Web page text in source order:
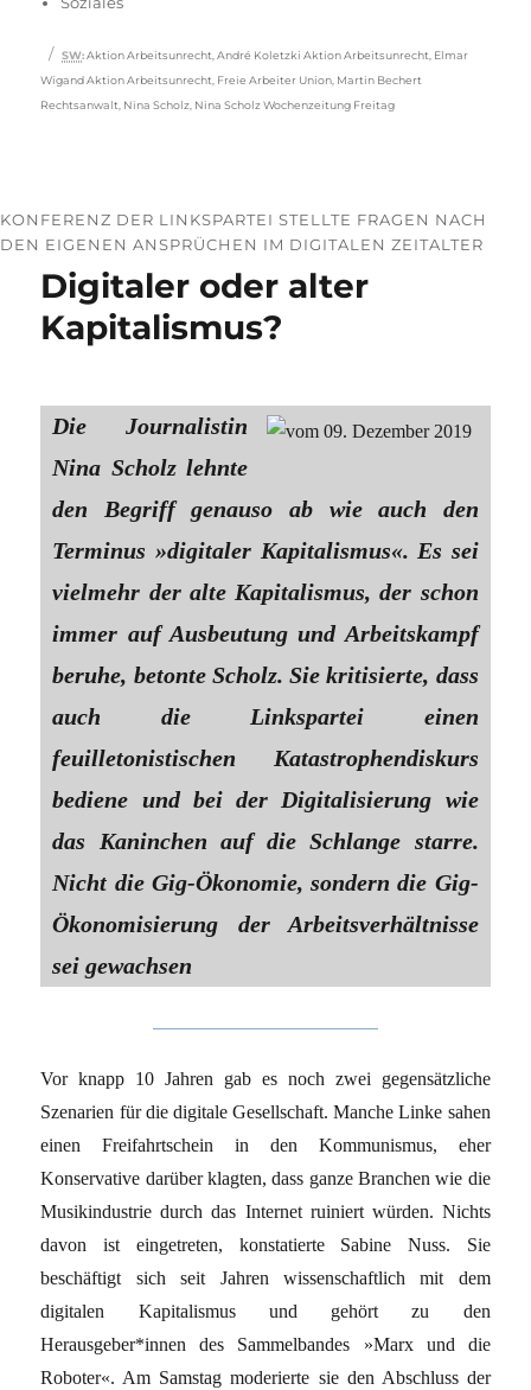
Schlagwörter
SW: Aktion Arbeitsunrecht,André Koletzki Aktion Arbeitsunrecht, Elmar
Wigand Aktion Arbeitsunrecht, Freie Arbeiter Union, Martin Bechert
Rechtsanwalt, Nina Scholz, Nina Scholz Wochenzeitung Freitag
KONFERENZ DER LINKSPARTEI STELLTE FRAGEN NACH
DEN EIGENEN ANSPRÜCHEN IM DIGITALEN ZEITALTER
Digitaler oder alter
Kapitalismus?
Die Journalistin
Nina Scholz lehnte
den Begriff genauso ab wie auch den
Terminus »digitaler Kapitalismus«. Es sei
vielmehr der alte Kapitalismus, der schon
immer auf Ausbeutung und Arbeitskampf
beruhe, betonte Scholz. Sie kritisierte, dass
auch die Linkspartei einen
feuilletonistischen Katastrophendiskurs
bediene und bei der Digitalisierung wie
das Kaninchen auf die Schlange starre.
Nicht die Gig-Ökonomie, sondern die Gig-
Ökonomisierung der Arbeitsverhältnisse
sei gewachsen
Vor knapp 10 Jahren gab es noch zwei gegensätzliche
Szenarien für die digitale Gesellschaft. Manche Linke sahen
einen Freifahrtschein in den Kommunismus, eher
Konservative darüber klagten, dass ganze Branchen wie die
Musikindustrie durch das Internet ruiniert würden. Nichts
davon ist eingetreten, konstatierte Sabine Nuss. Sie
beschäftigt sich seit Jahren wissenschaftlich mit dem
digitalen Kapitalismus und gehört zu den
Herausgeber*innen des Sammelbandes »Marx und die
Roboter«. Am Samstag moderierte sie den Abschluss der